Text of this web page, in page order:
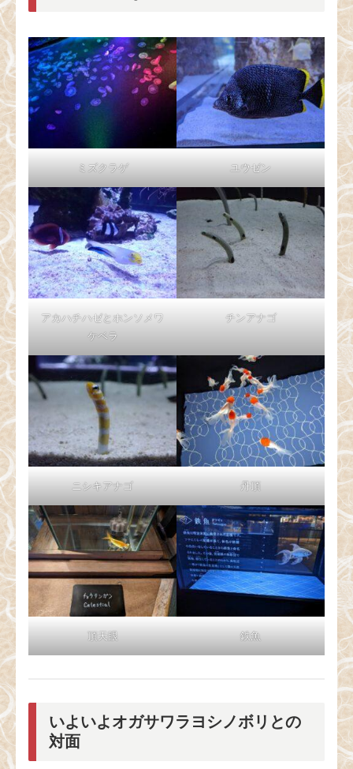
ミズクラゲ ユウゼン
アカハチハゼとホンソメワ
ケベラ
チンアナゴ
ニシキアナゴ 丹頂
頂天眼 鉄魚
いよいよオガサワラヨシノボリとの
対面